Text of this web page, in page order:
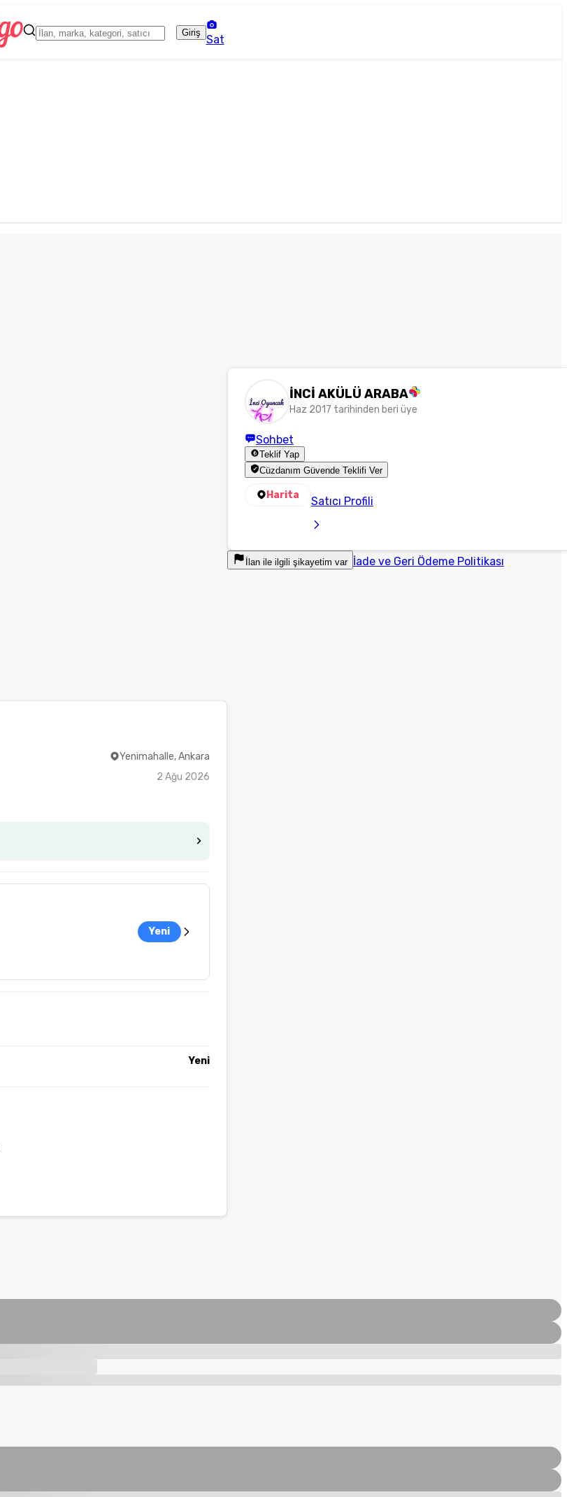
Giriş
Sat
Yenimahalle, Ankara
2 Ağu 2026
Yeni
Yeni
İNCİ AKÜLÜ ARABA
Haz 2017 tarihinden beri üye
Sohbet
Teklif Yap
Cüzdanım Güvende Teklifi Ver
Harita Satıcı Profili
İlan ile ilgili şikayetim var İade ve Geri Ödeme Politikası